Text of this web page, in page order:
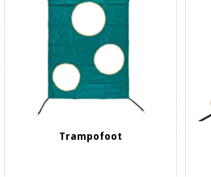
Trampofoot